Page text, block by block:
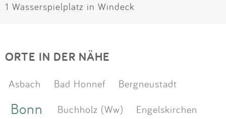
1 Wasserspielplatz in Windeck
ORTE IN DER NÄHE
Asbach Bad Honnef Bergneustadt
Bonn Buchholz (Ww)
Engelskirchen